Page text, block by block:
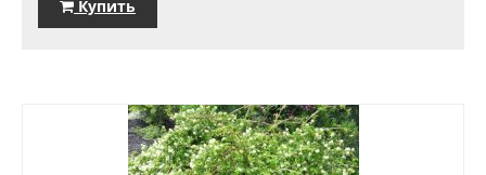
Купить